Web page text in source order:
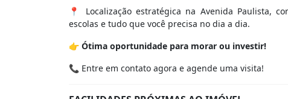
📍 Localização estratégica na Avenida Paulista,
escolas e tudo que você precisa no dia a dia.
👉 Ótima oportunidade para morar ou investir!
📞 Entre em contato agora e agende uma visita!